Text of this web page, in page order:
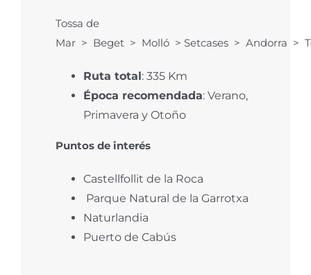
Tossa de
Mar > Beget > Molló > Setcases > Andorra >
Ruta total : 335 Km
Época recomendada: Verano,
Primavera y Otoño
Puntos de interés
Castellfollit de la Roca
Parque Natural de la Garrotxa
Naturlandia
Puerto de Cabús